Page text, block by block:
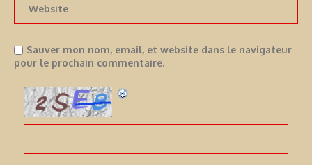
Sauver mon nom, email, et website dans le navigateur
pour le prochain commentaire.